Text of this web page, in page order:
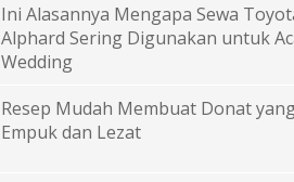
Ini Alasannya Mengapa Sewa
Alphard Sering Digunakan untuk
Wedding
Resep Mudah Membuat Donat
Empuk dan Lezat